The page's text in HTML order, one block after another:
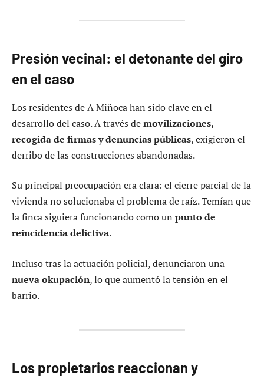
Presión vecinal: el detonante del giro
en el caso
Los residentes de A Miñoca han sido clave en el
desarrollo del caso. A través demovilizaciones,
recogida de firmas y denuncias públicas, exigieron el
derribo de las construcciones abandonadas.
Su principal preocupación era clara: el cierre parcial de la
vivienda no solucionaba el problema de raíz. Temían que
la finca siguiera funcionando como un punto de
reincidencia delictiva.
Incluso tras la actuación policial, denunciaron una
nueva okupación, lo que aumentó la tensión en el
barrio.
Los propietarios reaccionan y